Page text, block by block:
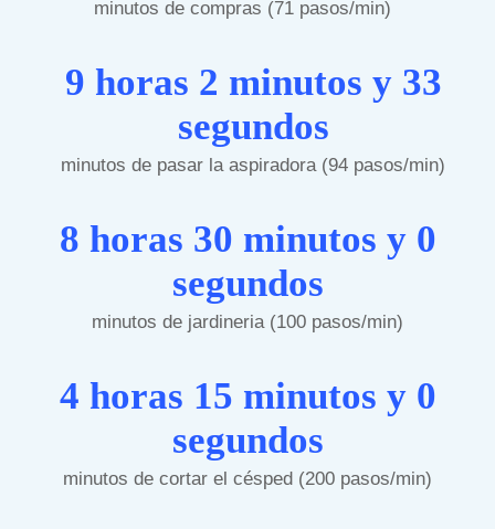
minutos de compras (71 pasos/min)
9 horas 2 minutos y 33
segundos
minutos de pasar la aspiradora (94 pasos/min)
8 horas 30 minutos y 0
segundos
minutos de jardineria (100 pasos/min)
4 horas 15 minutos y 0
segundos
minutos de cortar el césped (200 pasos/min)